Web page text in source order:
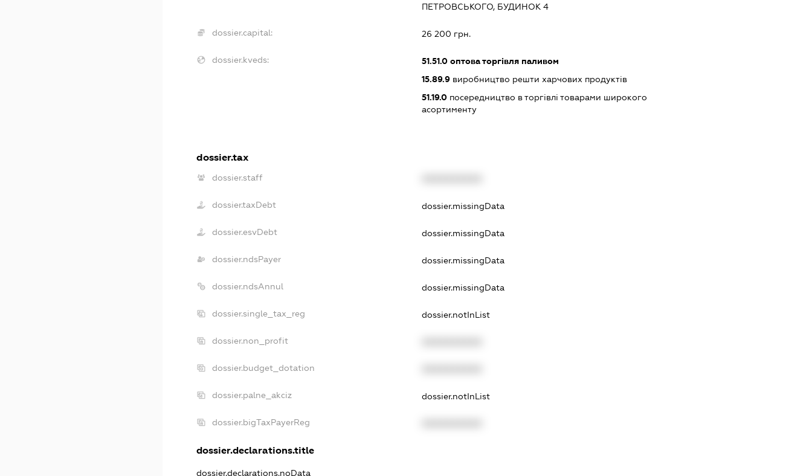
ПЕТРОВСЬКОГО, БУДИНОК 4
dossier.capital: 26 200 грн.
dossier.kveds: 51.51.0оптова торгівля паливом
15.89.9виробництво решти харчових продуктів
51.19.0посередництво в торгівлі товарами широкого
асортименту
dossier.tax
dossier.staff
dossier.taxDebt dossier.missingData
dossier.esvDebt dossier.missingData
dossier.ndsPayer dossier.missingData
dossier.ndsAnnul dossier.missingData
dossier.single_tax_reg dossier.notInList
dossier.non_profit
dossier.budget_dotation
dossier.palne_akciz dossier.notInList
dossier.bigTaxPayerReg
dossier.declarations.title
dossier.declarations.noData